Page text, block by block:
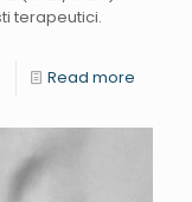
terapeutici.
Read more